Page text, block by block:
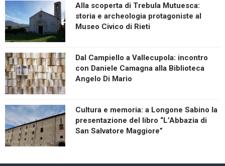
Alla scoperta di Trebula Mutuesca:
storia e archeologia protagoniste al
Museo Civico di Rieti
Dal Campiello a Vallecupola: incontro
con Daniele Camagna alla Biblioteca
Angelo Di Mario
Cultura e memoria: a Longone Sabino la
presentazione del libro “L’Abbazia di
San Salvatore Maggiore”